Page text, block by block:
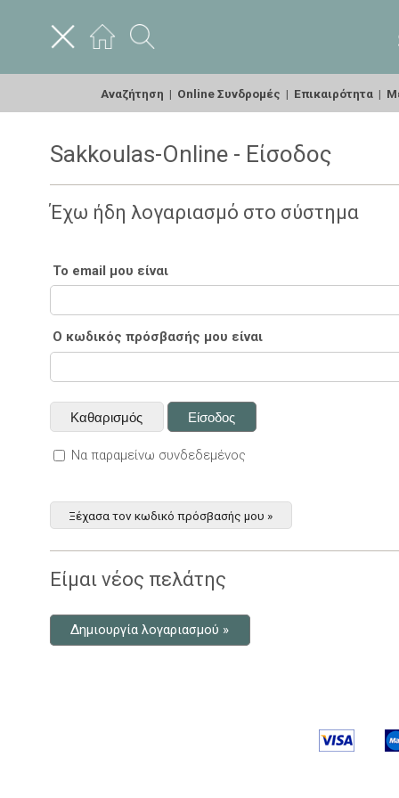
Αναζήτηση | Online Συνδρομές | Επικαιρότητα |
Sakkoulas-Online - Είσοδος
Έχω ήδη λογαριασμό στο σύστημα
Το email μου είναι
Ο κωδικός πρόσβασής μου είναι
Να παραμείνω συνδεδεμένος
Ξέχασα τον κωδικό πρόσβασής μου »
Είμαι νέος πελάτης
Δημιουργία λογαριασμού »